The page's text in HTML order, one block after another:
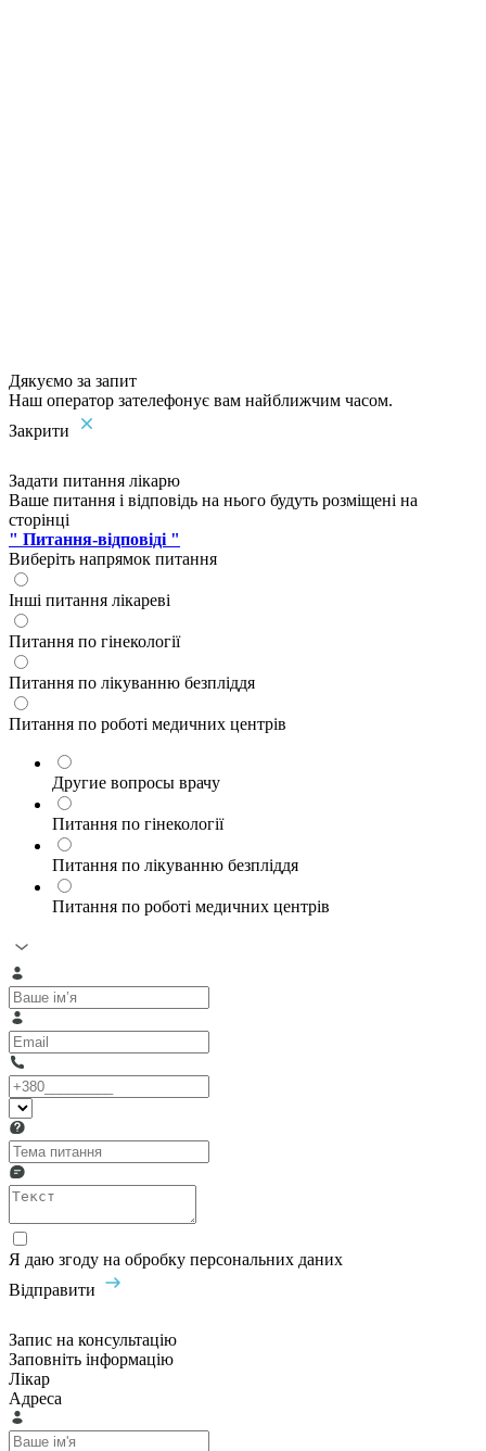
Дякуємо за запит
Наш оператор зателефонує вам найближчим часом.
Закрити
Задати питання лікарю
Ваше питання і відповідь на нього будуть розміщені на
сторінці
" Питання-відповіді "
Виберіть напрямок питання
Інші питання лікареві
Питання по гінекології
Питання по лікуванню безпліддя
Питання по роботі медичних центрів
Другие вопросы врачу
Питання по гінекології
Питання по лікуванню безпліддя
Питання по роботі медичних центрів
Я даю згоду на обробку персональних даних
Відправити
Запис на консультацію
Заповніть інформацію
Лікар
Адреса